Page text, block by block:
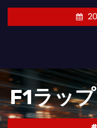
キ
ッ
F1ラッ